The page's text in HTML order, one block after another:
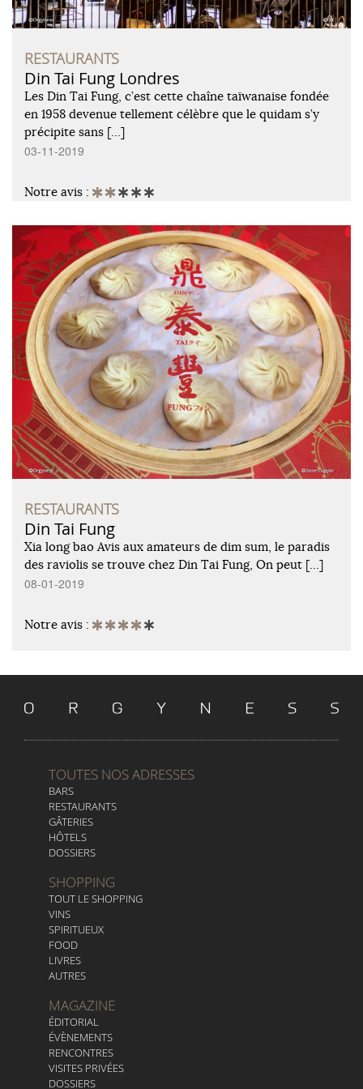
RESTAURANTS
Din Tai Fung Londres
Les Din Tai Fung, c’est cette chaîne taïwanaise fondée
en 1958 devenue tellement célèbre que le quidam s’y
précipite sans […]
03-11-2019
Notre avis :
RESTAURANTS
Din Tai Fung
Xia long bao Avis aux amateurs de dim sum, le paradis
des raviolis se trouve chez Din Tai Fung, On peut […]
08-01-2019
Notre avis :
TOUTES NOS ADRESSES
BARS
RESTAURANTS
GÂTERIES
HÔTELS
DOSSIERS
SHOPPING
TOUT LE SHOPPING
VINS
SPIRITUEUX
FOOD
LIVRES
AUTRES
MAGAZINE
ÉDITORIAL
ÉVÈNEMENTS
RENCONTRES
VISITES PRIVÉES
DOSSIERS